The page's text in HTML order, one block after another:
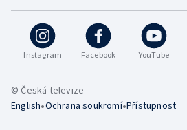
Instagram Facebook YouTube
© Česká televize
English•Ochrana soukromí•Přístupnost